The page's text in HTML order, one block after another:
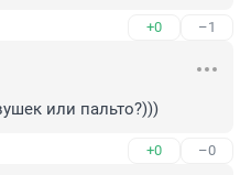
+0 –1
или пальто?)))
+0 –0